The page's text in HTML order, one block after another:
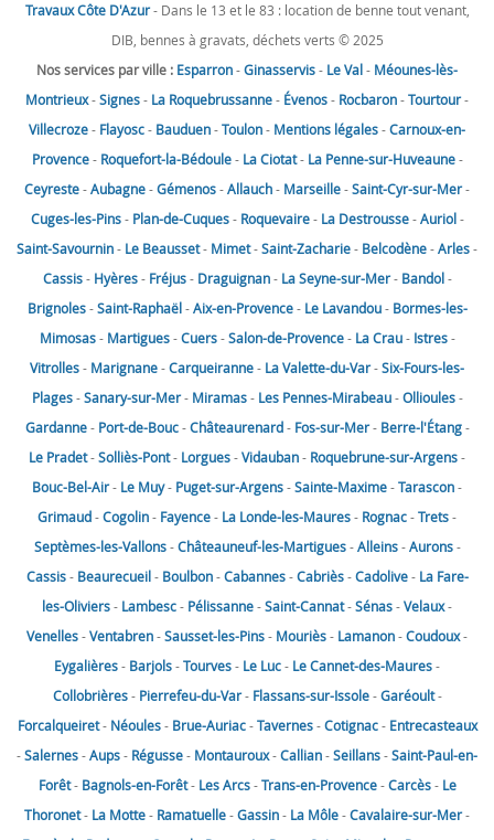
Travaux Côte D'Azur- Dans le 13 et le 83 : location de benne tout venant,
DIB, bennes à gravats, déchets verts © 2025
Nos services par ville : Esparron-Ginasservis- Le Val- Méounes-lès-
Montrieux-Signes- La Roquebrussanne- Évenos- Rocbaron-Tourtour-
Villecroze- Flayosc- Bauduen-Toulon- Mentions légales-Carnoux-en-
Provence- Roquefort-la-Bédoule- La Ciotat- La Penne-sur-Huveaune-
Ceyreste-Aubagne-Gémenos-Allauch- Marseille-Saint-Cyr-sur-Mer-
Cuges-les-Pins- Plan-de-Cuques- Roquevaire- La Destrousse-Auriol-
Saint-Savournin- Le Beausset- Mimet-Saint-Zacharie- Belcodène-Arles-
Cassis- Hyères- Fréjus- Draguignan- La Seyne-sur-Mer- Bandol-
Brignoles-Saint-Raphaël-Aix-en-Provence- Le Lavandou- Bormes-les-
Mimosas- Martigues-Cuers-Salon-de-Provence- La Crau- Istres-
Vitrolles- Marignane-Carqueiranne- La Valette-du-Var-Six-Fours-les-
Plages-Sanary-sur-Mer- Miramas- Les Pennes-Mirabeau-Ollioules-
Gardanne- Port-de-Bouc-Châteaurenard- Fos-sur-Mer- Berre-l'Étang-
Le Pradet-Solliès-Pont- Lorgues-Vidauban- Roquebrune-sur-Argens-
Bouc-Bel-Air- Le Muy- Puget-sur-Argens-Sainte-Maxime-Tarascon-
Grimaud-Cogolin- Fayence- La Londe-les-Maures- Rognac-Trets-
Septèmes-les-Vallons-Châteauneuf-les-Martigues-Alleins-Aurons-
Cassis- Beaurecueil- Boulbon-Cabannes-Cabriès-Cadolive- La Fare-
les-Oliviers- Lambesc- Pélissanne-Saint-Cannat-Sénas-Velaux-
Venelles-Ventabren-Sausset-les-Pins- Mouriès- Lamanon-Coudoux-
Eygalières- Barjols-Tourves- Le Luc- Le Cannet-des-Maures-
Collobrières- Pierrefeu-du-Var- Flassans-sur-Issole-Garéoult-
Forcalqueiret- Néoules- Brue-Auriac-Tavernes-Cotignac- Entrecasteaux
-Salernes-Aups- Régusse- Montauroux-Callian-Seillans-Saint-Paul-en-
Forêt- Bagnols-en-Forêt- Les Arcs-Trans-en-Provence-Carcès- Le
Thoronet- La Motte- Ramatuelle-Gassin- La Môle-Cavalaire-sur-Mer-